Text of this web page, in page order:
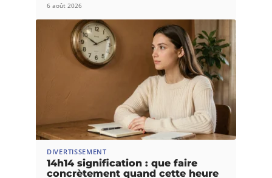
6 août 2026
DIVERTISSEMENT
14h14 signification : que faire
concrètement quand cette heure